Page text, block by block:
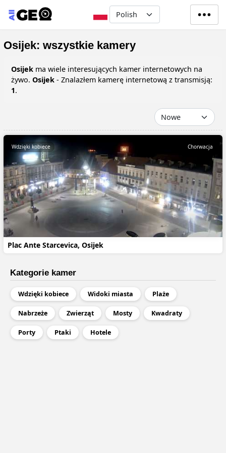
Przejdź do treści
Select your language
Osijek: wszystkie kamery
Osijek ma wiele interesujących kamer internetowych na
żywo. Osijek - Znalazłem kamerę internetową z transmisją:
1.
Plac Ante Starcevica, Osijek
Wdzięki kobiece Chorwacja
Kategorie kamer
Wdzięki kobiece Widoki miasta Plaże
Nabrzeże Zwierząt Mosty Kwadraty
Porty Ptaki Hotele